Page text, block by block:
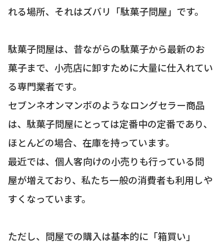
れる場所、それはズバリ「駄菓子問屋」です。
駄菓子問屋は、昔ながらの駄菓子から最新のお
菓子まで、小売店に卸すために大量に仕入れてい
る専門業者です。
セブンネオンマンボのようなロングセラー商品
は、駄菓子問屋にとっては定番中の定番であり、
ほとんどの場合、在庫を持っています。
最近では、個人客向けの小売りも行っている問
屋が増えており、私たち一般の消費者も利用しや
すくなっています。
ただし、問屋での購入は基本的に「箱買い」